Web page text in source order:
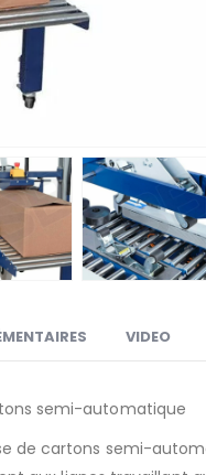
VIDEO
semi-automatique
de cartons semi-